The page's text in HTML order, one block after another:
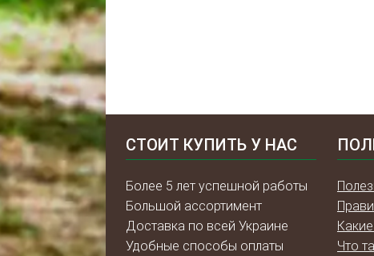
СТОИТ КУПИТЬ У НАС
Более 5 лет успешной работы
Большой ассортимент
Доставка по всей Украине
Удобные способы оплаты
Что